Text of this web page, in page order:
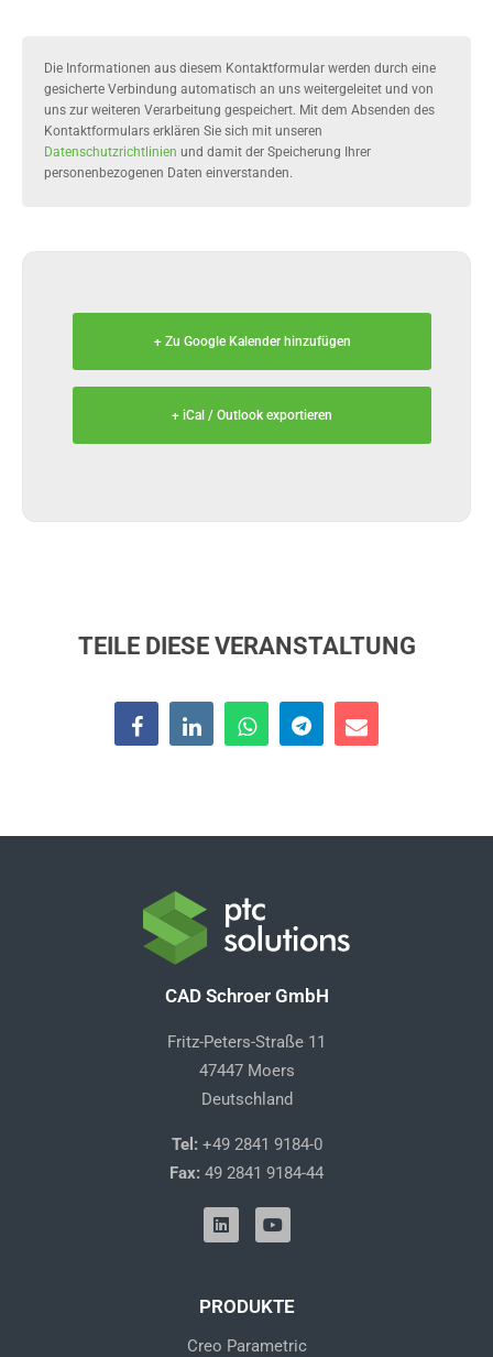
Die Informationen aus diesem Kontaktformular werden durch eine
gesicherte Verbindung automatisch an uns weitergeleitet und von
uns zur weiteren Verarbeitung gespeichert. Mit dem Absenden des
Kontaktformulars erklären Sie sich mit unseren
Datenschutzrichtlinien und damit der Speicherung Ihrer
personenbezogenen Daten einverstanden.
+ Zu Google Kalender hinzufügen
+ iCal / Outlook exportieren
TEILE DIESE VERANSTALTUNG
CAD Schroer GmbH
Fritz-Peters-Straße 11
47447 Moers
Deutschland
Tel: +49 2841 9184-0
Fax: 49 2841 9184-44
L
i
n
d
i
n
Y
o
u
b
e
PRODUKTE
Creo Parametric